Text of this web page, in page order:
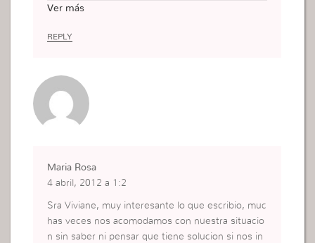
Ver más
REPLY
Maria Rosa
4 abril, 2012 a 1:2
Sra Viviane, muy interesante lo que escribio, muc
has veces nos acomodamos con nuestra situacio
n sin saber ni pensar que tiene solucion si nos in